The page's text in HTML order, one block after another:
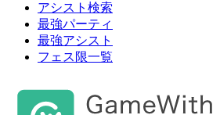
アシスト検索
最強パーティ
最強アシスト
フェス限一覧